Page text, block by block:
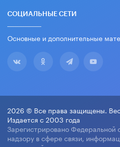
СОЦИАЛЬНЫЕ СЕТИ
Основные и дополнительные
2026 © Все права защищены.
Издается с 2003 года
Зарегистрировано Федеральной
надзору в сфере связи,